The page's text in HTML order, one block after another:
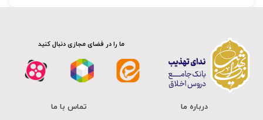
ما را در فضای مجازی دنبال کنید
درباره ما تماس با ما